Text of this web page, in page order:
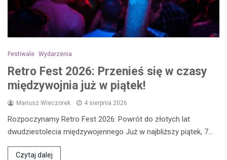
Festiwale Wydarzenia
Retro Fest 2026: Przenieś się w czasy
międzywojnia już w piątek!
Mariusz Wieczorek 4 sierpnia 2026
Rozpoczynamy Retro Fest 2026: Powrót do złotych lat
dwudziestolecia międzywojennego Już w najbliższy piątek, 7…
Czytaj dalej